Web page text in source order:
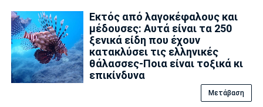
Εκτός από λαγοκέφαλους και
μέδουσες: Aυτά είναι τα 250
ξενικά είδη που έχουν
κατακλύσει τις ελληνικές
θάλασσες-Ποια είναι τοξικά κι
επικίνδυνα
Μετάβαση